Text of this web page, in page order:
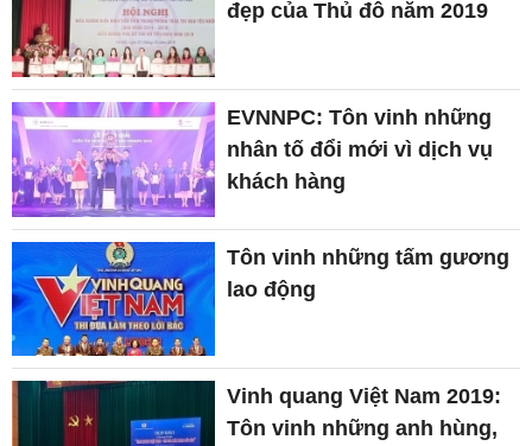
đẹp của Thủ đô năm 2019
EVNNPC: Tôn vinh những
nhân tố đổi mới vì dịch vụ
khách hàng
Tôn vinh những tấm gương
lao động
Vinh quang Việt Nam 2019:
Tôn vinh những anh hùng,